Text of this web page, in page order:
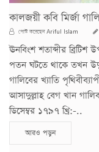
কালজয়ী কবি মির্জা
পোস্ট করেছেনAriful Islam
ঊনবিংশ শতাব্দীর
পতন ঘটতে থাকে তখন উর্দু
গালিবের খ্যাতি
আসাদুল্লাহ বেগ খান
ডিসেম্বর ১৭৯৭ খ্রি:-..
আরও পড়ুন